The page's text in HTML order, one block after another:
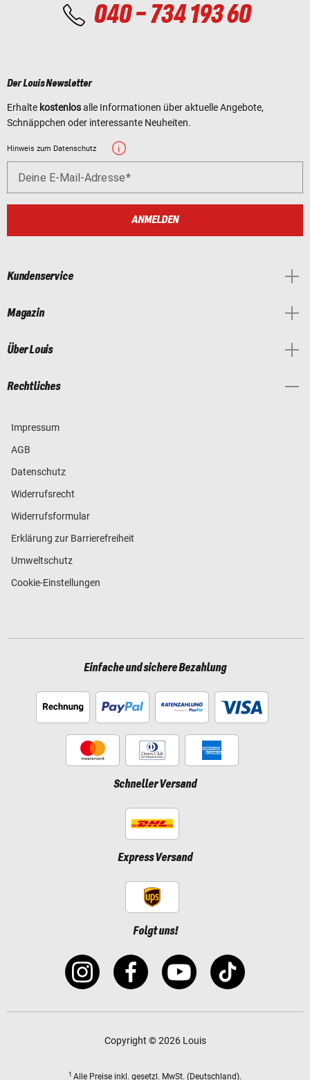
040 - 734 193 60
Der Louis Newsletter
Erhalte kostenlosalle Informationen über aktuelle Angebote,
Schnäppchen oder interessante Neuheiten.
Hinweis zum Datenschutz
Deine E-Mail-Adresse
ANMELDEN
Kundenservice
Magazin
Über Louis
Rechtliches
Impressum
AGB
Datenschutz
Widerrufsrecht
Widerrufsformular
Erklärung zur Barrierefreiheit
Umweltschutz
Cookie-Einstellungen
Einfache und sichere Bezahlung
Schneller Versand
Express Versand
Folgt uns!
Copyright © 2026 Louis
1 Alle Preise inkl. gesetzl. MwSt. (Deutschland).